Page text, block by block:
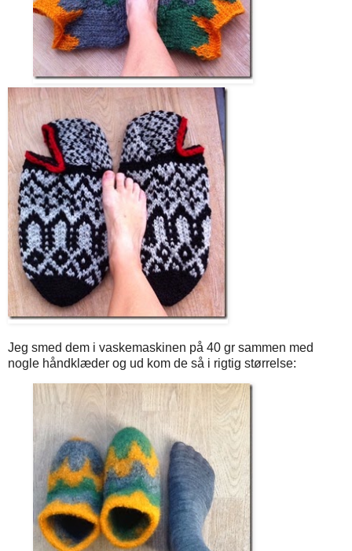
Jeg smed dem i vaskemaskinen på 40 gr sammen med
nogle håndklæder og ud kom de så i rigtig størrelse: